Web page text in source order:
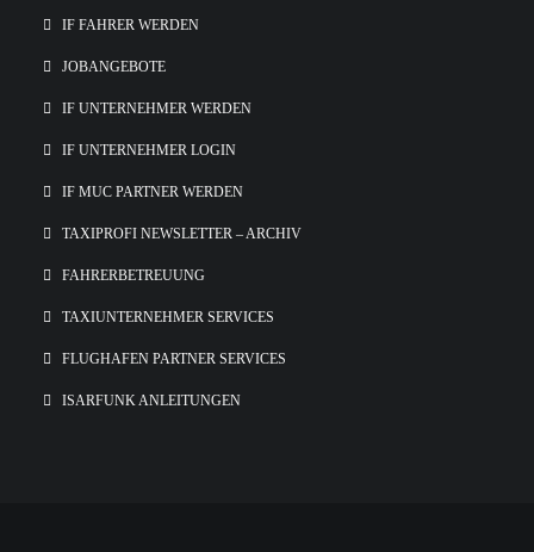
IF FAHRER WERDEN
JOBANGEBOTE
IF UNTERNEHMER WERDEN
IF UNTERNEHMER LOGIN
IF MUC PARTNER WERDEN
TAXIPROFI NEWSLETTER – ARCHIV
FAHRERBETREUUNG
TAXIUNTERNEHMER SERVICES
FLUGHAFEN PARTNER SERVICES
ISARFUNK ANLEITUNGEN